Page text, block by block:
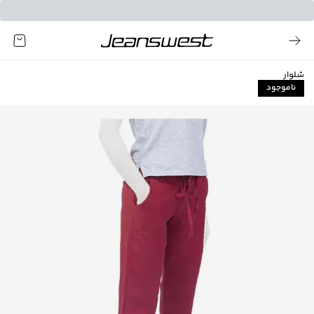
شلوار
ناموجود